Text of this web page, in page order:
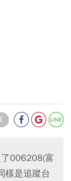
006208(富
樣是追蹤台